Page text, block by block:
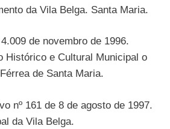
da Vila Belga. Santa Maria.
de novembro de 1996.
Histórico e Cultural Municipal o
de Santa Maria.
nº 161 de 8 de agosto de 1997.
da Vila Belga.